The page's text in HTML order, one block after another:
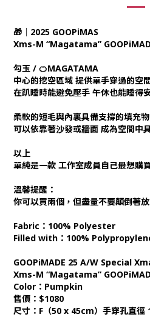
🎁｜2025 GOOPiMAS
Xms-M “Magatama”
勾玉 / 🍊MAGATAMA
中心的挖空區域 提供單手穿過的空
在趴睡時能避免壓手 午休也能睡得
柔軟的短毛與內裏具備支撐的填充物
可以依靠著沙發或牆面 成為空間中
以上
單純是一款 工作室成員自己最想購
溫馨提醒：
你可以買兩個，但盡量不要顛倒著放
Fabric：100% Polyester
Filled with：100%
GOOPiMADE 25 A/W Special
Xms-M “Magatama”
Color：Pumpkin
售價：$1080
尺寸：F（50 x 45cm）手穿孔直徑